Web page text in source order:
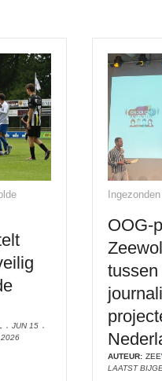
JUN 15
2026
OOG-
AUTEUR:
LAATST